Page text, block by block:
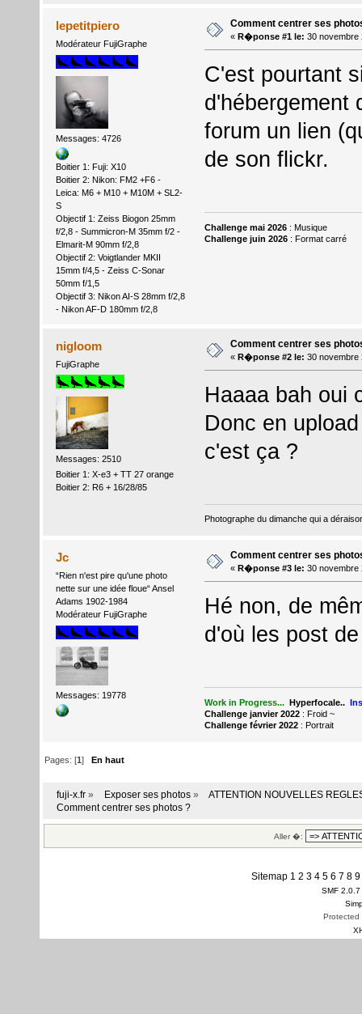
lepetitpiero
Modérateur FujiGraphe
Messages: 4726
Boitier 1: Fuji: X10
Boitier 2: Nikon: FM2 +F6 -
Leica: M6 + M10 + M10M + SL2-
S
Objectif 1: Zeiss Biogon 25mm
f/2,8 - Summicron-M 35mm f/2 -
Elmarit-M 90mm f/2,8
Objectif 2: Voigtlander MKII
15mm f/4,5 - Zeiss C-Sonar
50mm f/1,5
Objectif 3: Nikon AI-S 28mm f/2,8
- Nikon AF-D 180mm f/2,8
Comment centrer ses
« R�ponse #1 le: 30 novembre
C'est pourtant
d'hébergement
forum un lien
de son flickr.
Challenge mai 2026: Musique
Challenge juin 2026: Format carré
nigloom
FujiGraphe
Messages: 2510
Boitier 1: X-e3 + TT 27 orange
Boitier 2: R6 + 16/28/85
Comment centrer ses
« R�ponse #2 le: 30 novembre
Haaaa bah oui
Donc en
c'est ça ?
Photographe du dimanche qui a
Jc
“Rien n'est pire qu'une photo
nette sur une idée floue“ Ansel
Adams 1902-1984
Modérateur FujiGraphe
Messages: 19778
Comment centrer ses
« R�ponse #3 le: 30 novembre
Hé non, de
d'où les post
Work in Progress... Hyperfocale..
Challenge janvier 2022: Froid~
Challenge février 2022: Portrait
Pages: [1]En haut
fuji-x.fr » Exposer ses photos»
ATTENTION NOUVELLES
Comment centrer ses photos ?
Aller �:
Sitemap 1 2 3 4 5 6 7 8 9
SMF 2.0.7